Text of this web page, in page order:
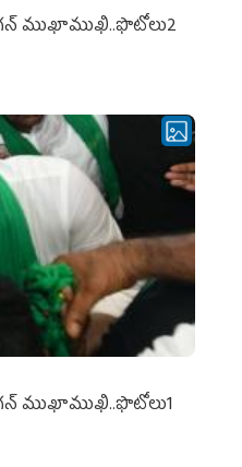
ముఖాముఖి..ఫొటోలు2
ముఖాముఖి..ఫొటోలు1